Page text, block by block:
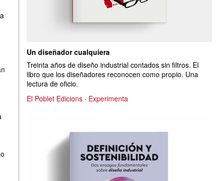
Un diseñador cualquiera
Treinta años de diseño industrial contados sin filtros. El
libro que los diseñadores reconocen como propio. Una
lectura de oficio.
El Poblet Edicions · Experimenta